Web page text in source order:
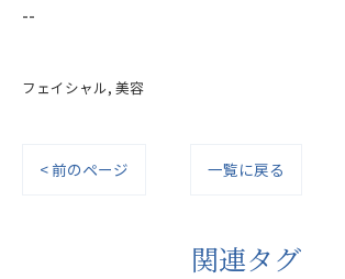
--
フェイシャル 美容
< 前のページ 一覧に戻る
関連タグ